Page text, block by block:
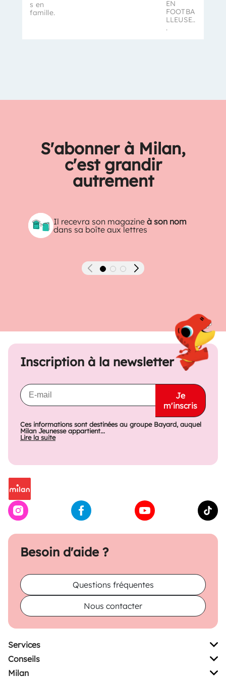
s en
famille.
EN
FOOTBA
LLEUSE..
.
S'abonner à Milan,
c'est grandir
autrement
Il recevra son magazineà son nom
dans sa boîte aux lettres
Précédent Suivant
Besoin d'aide ?
Questions fréquentes
Nous contacter
Inscription à la newsletter
Je
m'inscris
Ces informations sont destinées au groupe Bayard, auquel
Milan Jeunesse appartient...
Lire la suite
Services
Conseils
Milan